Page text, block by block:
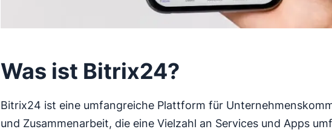
Was ist Bitrix24?
Bitrix24 ist eine umfangreiche Plattform für
und Zusammenarbeit, die eine Vielzahl an Services und Apps